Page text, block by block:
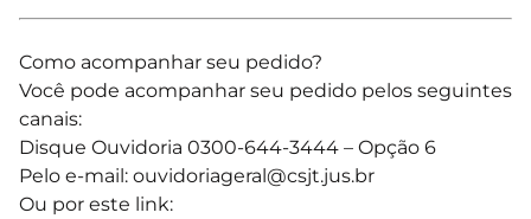
Como acompanhar seu pedido?
Você pode acompanhar seu pedido pelos seguintes
canais:
Disque Ouvidoria 0300-644-3444 – Opção 6
Pelo e-mail: ouvidoriageral@csjt.jus.br
Ou por este link: